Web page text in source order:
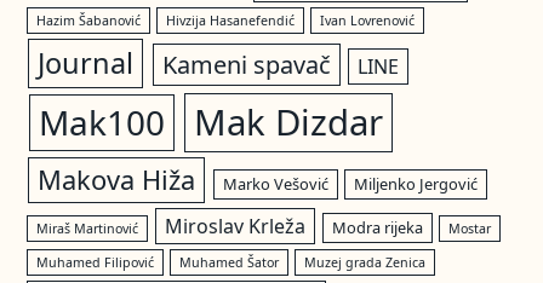
Hazim Šabanović Hivzija Hasanefendić Ivan Lovrenović
Journal Kameni spavač LINE
Mak100 Mak Dizdar
Makova Hiža Marko Vešović Miljenko Jergović
Miraš Martinović Miroslav Krleža Modra rijeka
Mostar
Muhamed Filipović
Muhamed Šator
Muzej grada Zenica